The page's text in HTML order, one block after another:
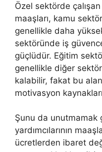
Özel sektörde çalışan
maaşları, kamu
genellikle daha
sektöründe iş
güçlüdür. Eğitim
genellikle diğer
kalabilir, fakat bu
motivasyon
Şunu da unutmamak
yardımcılarının
ücretlerden ibaret